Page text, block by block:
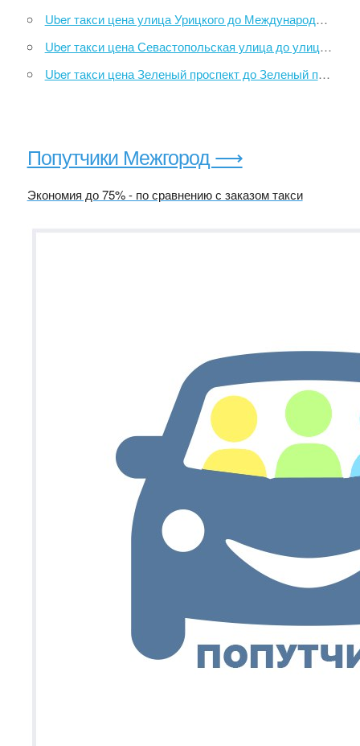
Uber такси цена улица Урицкого до Международный аэропорт Внуково
Uber такси цена Севастопольская улица до улица Памирская, 1
Uber такси цена Зеленый проспект до Зеленый проспект
Попутчики Межгород ⟶
Экономия до 75% - по сравнению с заказом такси